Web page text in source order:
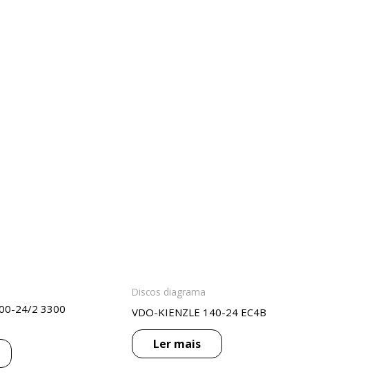
24/2 3300
Discos diagrama
VDO-KIENZLE 140-24 EC4B
Ler mais